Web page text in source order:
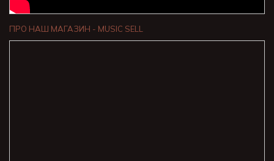
ПРО НАШ МАГАЗИН - MUSIC SELL